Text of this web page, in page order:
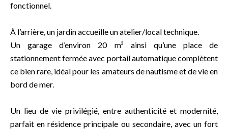
fonctionnel.
À l’arrière, un jardin accueille un atelier/local technique.
Un garage d’environ 20 m² ainsi qu’une place de
stationnement fermée avec portail automatique complètent
ce bien rare, idéal pour les amateurs de nautisme et de vie en
bord de mer.
Un lieu de vie privilégié, entre authenticité et modernité,
parfait en résidence principale ou secondaire, avec un fort